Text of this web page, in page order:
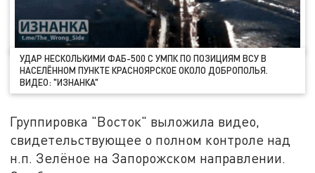
УДАР НЕСКОЛЬКИМИ ФАБ-500 С УМПК ПО ПОЗИЦИЯМ ВСУ В
НАСЕЛЁННОМ ПУНКТЕ КРАСНОЯРСКОЕ ОКОЛО ДОБРОПОЛЬЯ.
ВИДЕО: "ИЗНАНКА"
Группировка "Восток" выложила видео,
свидетельствующее о полном контроле над
н.п. Зелёное на Запорожском направлении.